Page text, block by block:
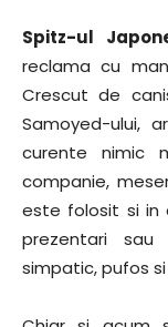
Spitz-ul
reclama cu
Crescut de
Samoyed-ului,
curente nimic
companie,
este folosit si in
prezentari sau
simpatic, pufos